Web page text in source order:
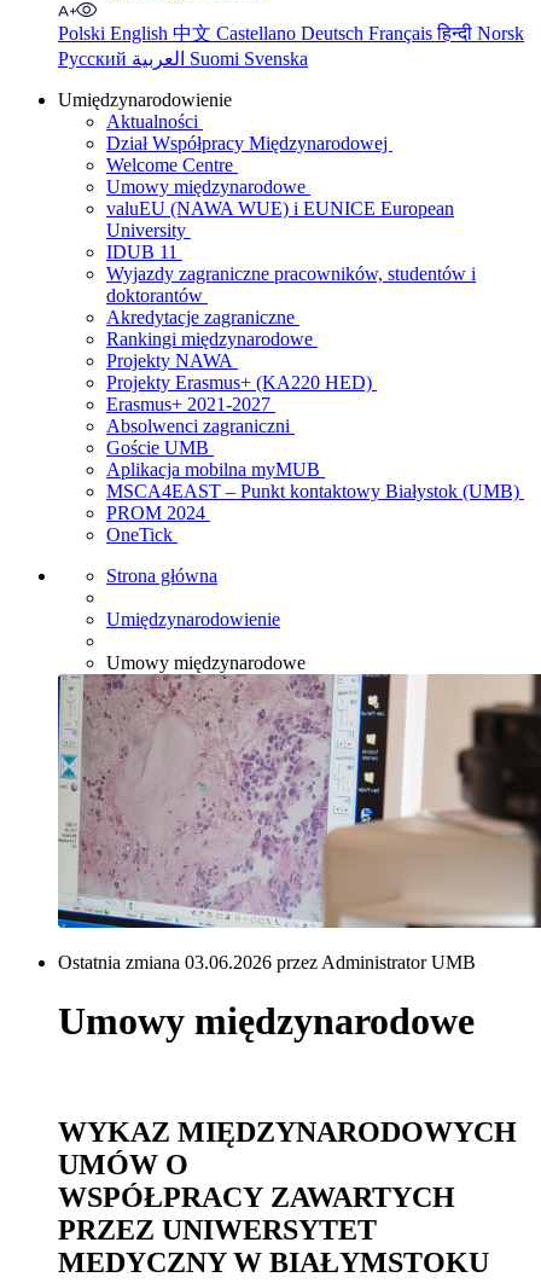
Polski English 中文 Castellano Deutsch Françaisहिन्दी Norsk
Русский
Suomi Svenska
Umiędzynarodowienie
Aktualności
Dział Współpracy Międzynarodowej
Welcome Centre
Umowy międzynarodowe
valuEU (NAWA WUE) i EUNICE European
University
IDUB 11
Wyjazdy zagraniczne pracowników, studentów i
doktorantów
Akredytacje zagraniczne
Rankingi międzynarodowe
Projekty NAWA
Projekty Erasmus+ (KA220 HED)
Erasmus+ 2021-2027
Absolwenci zagraniczni
Goście UMB
Aplikacja mobilna myMUB
MSCA4EAST – Punkt kontaktowy Białystok (UMB)
PROM 2024
OneTick
Strona główna
Umiędzynarodowienie
Umowy międzynarodowe
Ostatnia zmiana 03.06.2026 przez Administrator UMB
Umowy międzynarodowe
WYKAZ MIĘDZYNARODOWYCH
UMÓW O
WSPÓŁPRACY ZAWARTYCH
PRZEZ UNIWERSYTET
MEDYCZNY W BIAŁYMSTOKU